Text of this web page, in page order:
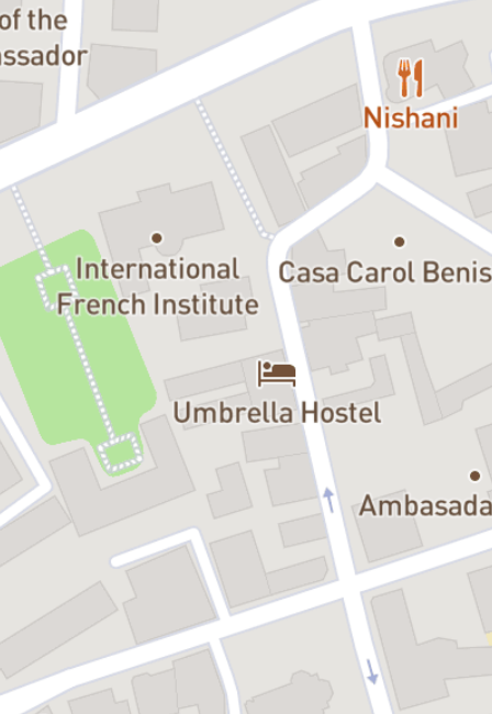
Se spune că în spatele fiecărui bărbat de succes stă o femeie care
își dă ochii peste cap.
Vino să vezi dacă e adevărat.